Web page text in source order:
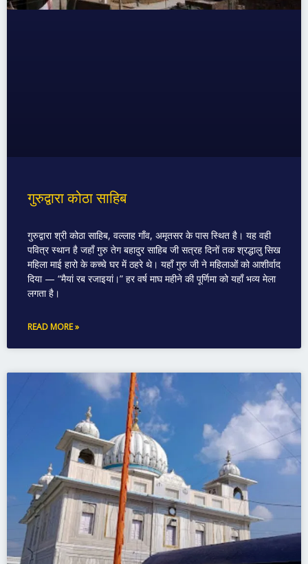
गुरुद्वारा कोठा साहिब
गुरुद्वारा श्री कोठा साहिब, वल्लाह गाँव, अमृतसर के पास स्थित है। यह वही
पवित्र स्थान है जहाँ गुरु तेग बहादुर साहिब जी सत्रह दिनों तक श्रद्धालु सिख
महिला माई हारो के कच्चे घर में ठहरे थे। यहाँ गुरु जी ने महिलाओं को आशीर्वाद
दिया — “मैयां रब रजाइयां।” हर वर्ष माघ महीने की पूर्णिमा को यहाँ भव्य मेला
लगता है।
READ MORE »